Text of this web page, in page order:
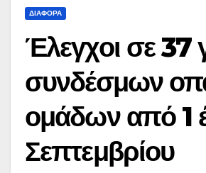
ΔΙΆΦΟΡΑ
Έλεγχοι σε 37
συνδέσμων
ομάδων από 1
Σεπτεμβρίου